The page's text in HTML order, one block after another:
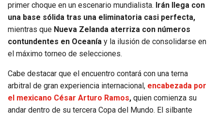
SAINTS
BUCCANEERS
primer choque en un escenario mundialista. Irán llega con
una base sólida tras una eliminatoria casi perfecta,
mientras que Nueva Zelanda aterriza con números
contundentes en Oceanía y la ilusión de consolidarse en
el máximo torneo de selecciones.
Cabe destacar que el encuentro contará con una terna
arbitral de gran experiencia internacional, encabezada por
el mexicano César Arturo Ramos, quien comienza su
andar dentro de su tercera Copa del Mundo. El silbante